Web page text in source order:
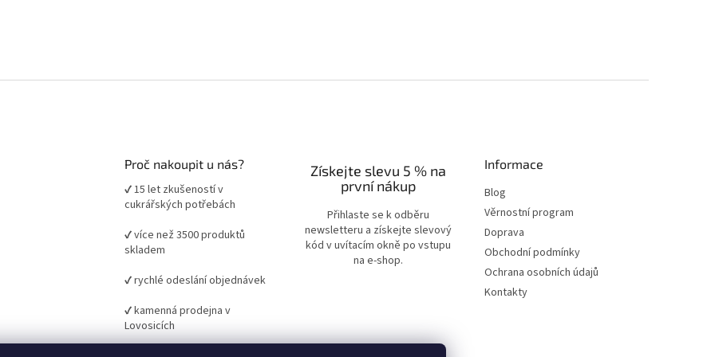
Proč nakoupit u nás?
✔ 15 let zkušeností v
cukrářských potřebách
✔ více než 3500 produktů
skladem
✔ rychlé odeslání objednávek
✔ kamenná prodejna v
Lovosicích
Získejte slevu 5 % na
první nákup
Přihlaste se k odběru
newsletteru a získejte slevový
kód v uvítacím okně po vstupu
na e-shop.
Informace
Blog
Věrnostní program
Doprava
Obchodní podmínky
Ochrana osobních údajů
Kontakty